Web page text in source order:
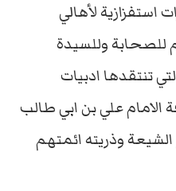
لأهالي
للصحابة وللسيدة
تنتقدها ادبيات
الامام علي بن ابي طالب
الشيعة وذريته ائمتهم